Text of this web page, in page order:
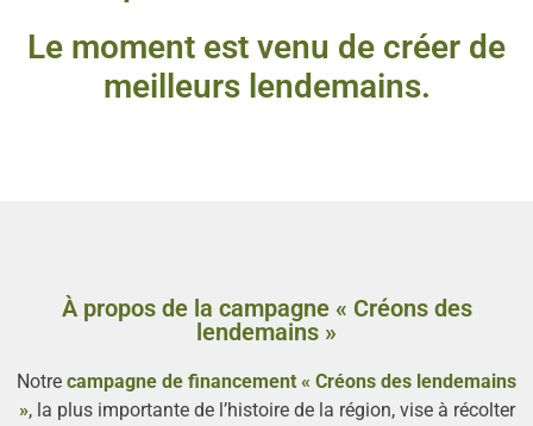
Le moment est venu de créer de
meilleurs lendemains.
À propos de la campagne « Créons des
lendemains »
Notre campagne de financement « Créons des lendemains
», la plus importante de l’histoire de la région, vise à récolter